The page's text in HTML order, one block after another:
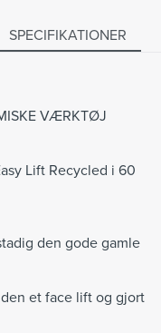
SPECIFIKATIONER
VÆRKTØJ
Lift Recycled i 60
den gode gamle
et face lift og gjort